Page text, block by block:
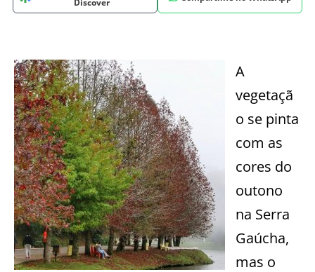
Discover
A
vegetaçã
o se pinta
com as
cores do
outono
na Serra
Gaúcha,
mas o